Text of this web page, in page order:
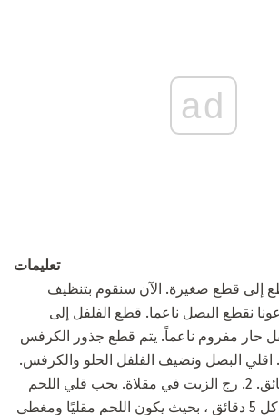
ad
تعليمات
إلى قطع صغيرة. الآن سنقوم بتنظيف
نقطع البصل ناعما. قطع الفلفل إلى
حار مفروم ناعماً. يتم قطع جذور الكرفس
البصل ونضيف الفلفل الحلو والكرفس.
اقليها معا لمدة 5 دقائق. 2. رج الزيت في مقلاة. يجب قلي اللحم
على دفعات صغيرة كل 5 دقائق ، بحيث يكون اللحم مقليًا ومغطى